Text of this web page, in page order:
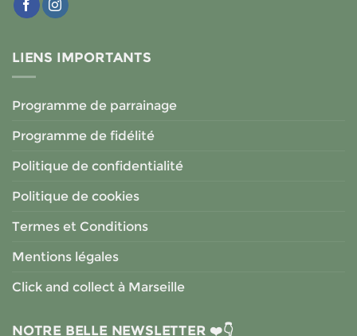
LIENS IMPORTANTS
Programme de parrainage
Programme de fidélité
Politique de confidentialité
Politique de cookies
Termes et Conditions
Mentions légales
Click and collect à Marseille
NOTRE BELLE NEWSLETTER ❤️👇